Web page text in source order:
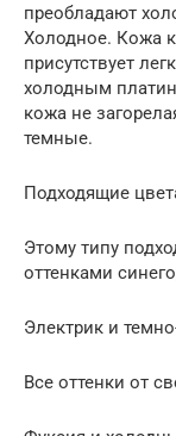
преобладают
Холодное. Кожа
присутствует
холодным
кожа не
темные.
Подходящие
Этому типу
оттенками
Электрик и
Все оттенки от